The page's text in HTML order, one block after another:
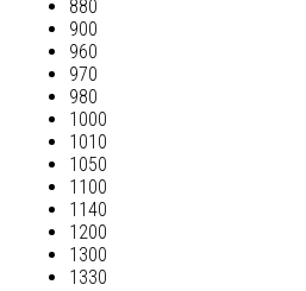
880
900
960
970
980
1000
1010
1050
1100
1140
1200
1300
1330